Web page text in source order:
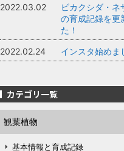
2022.03.02
ビカクシダ・ネ
の育成記録を更
た！
2022.02.24 インスタ始めま
カテゴリ一覧
観葉植物
基本情報と育成記録